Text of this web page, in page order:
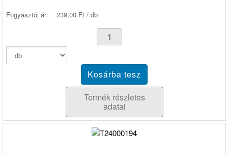
Fogyasztói ár: 239,00 Ft / db
Termék részletes
adatai